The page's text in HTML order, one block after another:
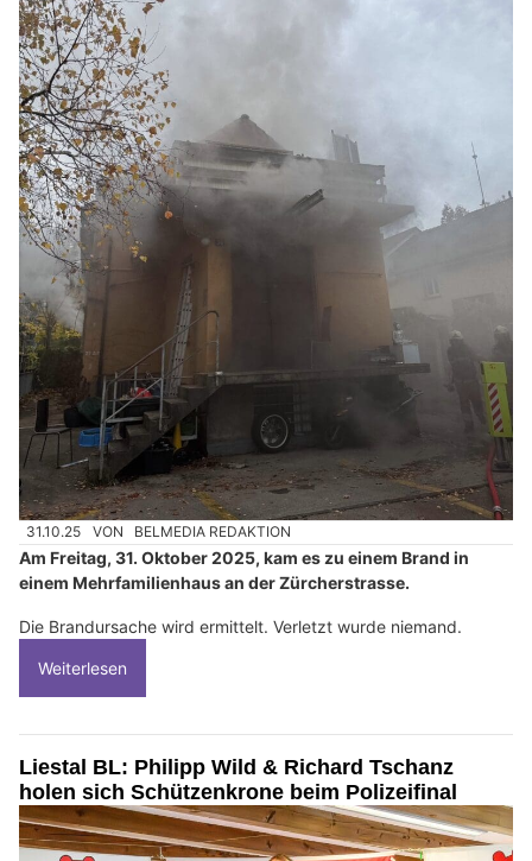
31.10.25 VON BELMEDIA REDAKTION
Am Freitag, 31. Oktober 2025, kam es zu einem Brand in
einem Mehrfamilienhaus an der Zürcherstrasse.
Die Brandursache wird ermittelt. Verletzt wurde niemand.
Weiterlesen
Liestal BL: Philipp Wild & Richard Tschanz
holen sich Schützenkrone beim Polizeifinal